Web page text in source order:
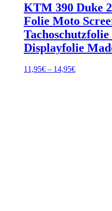
KTM 390 Duke
Folie Moto
Displayfolie
11,95€ – 14,95€Preisspanne: